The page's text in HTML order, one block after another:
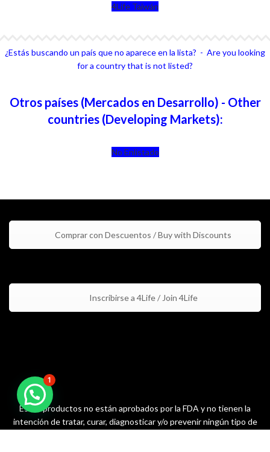
4Life Taiwán
¿Estás buscando un país que no aparece en la lista? - Are you looking
for a country that is not listed?
Otros países (Mercados en Desarrollo) - Other
countries (Developing Markets):
No Enlistado
Comprar con Descuentos / Buy with Discounts
Inscribirse a 4Life / Join 4Life
Estos productos no están aprobados por la FDA y no tienen la
intención de tratar, curar, diagnosticar y/o prevenir ningún tipo de
1